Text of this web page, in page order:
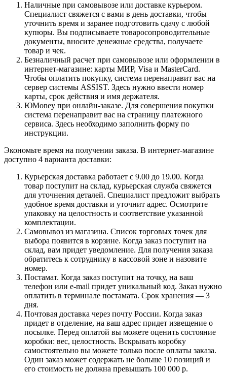
Наличные при самовывозе или доставке курьером.
Специалист свяжется с вами в день доставки, чтобы
уточнить время и заранее подготовить сдачу с любой
купюры. Вы подписываете товаросопроводительные
документы, вносите денежные средства, получаете
товар и чек.
Безналичный расчет при самовывозе или оформлении в
интернет-магазине: карты МИР, Visa и MasterCard.
Чтобы оплатить покупку, система перенаправит вас на
сервер системы ASSIST. Здесь нужно ввести номер
карты, срок действия и имя держателя.
ЮMoney при онлайн-заказе. Для совершения покупки
система перенаправит вас на страницу платежного
сервиса. Здесь необходимо заполнить форму по
инструкции.
Экономьте время на получении заказа. В интернет-магазине
доступно 4 варианта доставки:
Курьерская доставка работает с 9.00 до 19.00. Когда
товар поступит на склад, курьерская служба свяжется
для уточнения деталей. Специалист предложит выбрать
удобное время доставки и уточнит адрес. Осмотрите
упаковку на целостность и соответствие указанной
комплектации.
Самовывоз из магазина. Список торговых точек для
выбора появится в корзине. Когда заказ поступит на
склад, вам придет уведомление. Для получения заказа
обратитесь к сотруднику в кассовой зоне и назовите
номер.
Постамат. Когда заказ поступит на точку, на ваш
телефон или e-mail придет уникальный код. Заказ нужно
оплатить в терминале постамата. Срок хранения — 3
дня.
Почтовая доставка через почту России. Когда заказ
придет в отделение, на ваш адрес придет извещение о
посылке. Перед оплатой вы можете оценить состояние
коробки: вес, целостность. Вскрывать коробку
самостоятельно вы можете только после оплаты заказа.
Один заказ может содержать не больше 10 позиций и
его стоимость не должна превышать 100 000 р.